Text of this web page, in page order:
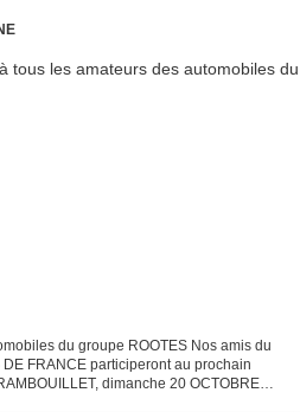
du groupe ROOTES Nos amis du
FRANCE participeront au prochain
dimanche 20 OCTOBRE